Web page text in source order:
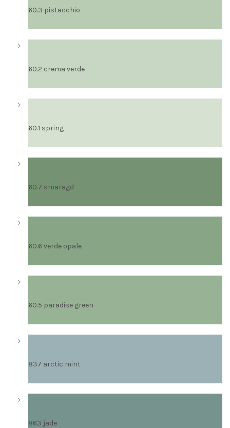
60.3 pistacchio
60.2 crema verde
60.1 spring
60.7 smaragd
60.6 verde opale
60.5 paradise green
837 arctic mint
863 jade